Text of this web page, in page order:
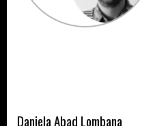
Daniela Abad Lombana